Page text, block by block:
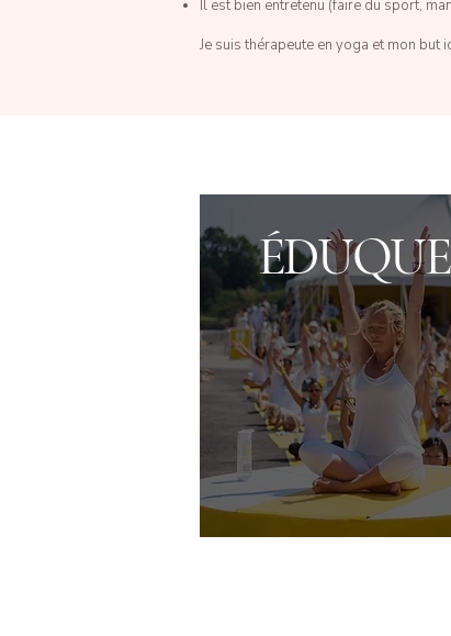
Il est bien entretenu (faire du sport,
Je suis thérapeute en yoga et mon